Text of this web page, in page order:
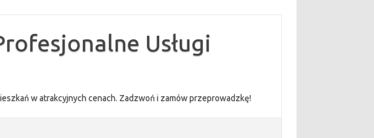
Usługi
w atrakcyjnych cenach. Zadzwoń i zamów przeprowadzkę!